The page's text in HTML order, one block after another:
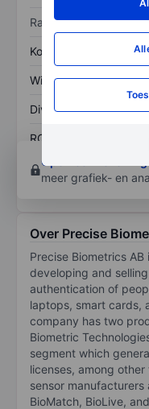
Ratio's
Koers/omzetratio
Winst per aandeel
Dividend per aandeel
ROE
Open een rekening
meer grafiek- en
Over Precise
Precise Biometrics
developing and
authentication of
laptops, smart cards,
company has two
Biometric
segment which
licenses, among
sensor
BioMatch, BioLive,